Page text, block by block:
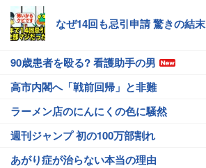
なぜ14回も忌引申請 驚きの結末
90歳患者を殴る? 看護助手の男
高市内閣へ「戦前回帰」と非難
ラーメン店のにんにくの色に騒然
週刊ジャンプ 初の100万部割れ
あがり症が治らない本当の理由